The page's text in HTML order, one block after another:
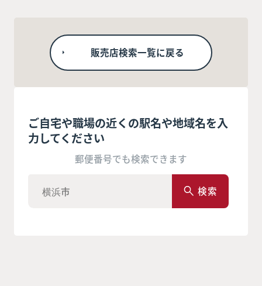
販売店検索一覧に戻る
ご自宅や職場の近くの駅名や地域名を入
力してください
郵便番号でも検索できます
検索